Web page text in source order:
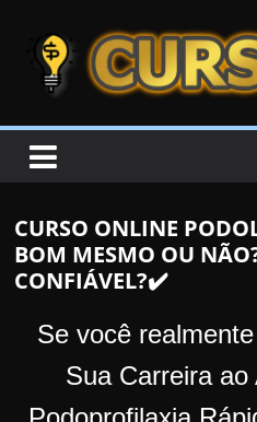
CURSOTOP
s
e
l
CURSO ONLINE
BOM MESMO OU
CONFIÁVEL?✔️
Se você
Sua Carreira